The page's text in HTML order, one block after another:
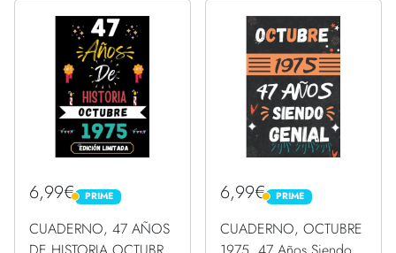
cumpleaños... un ...
regalo de 47...
cumpleaños... un ...
regalo de 47...
6,99€ PRIME
PRIME
CUADERNO, 47 AÑOS
6,99€ PRIME
PRIME
CUADERNO, OCTUBRE